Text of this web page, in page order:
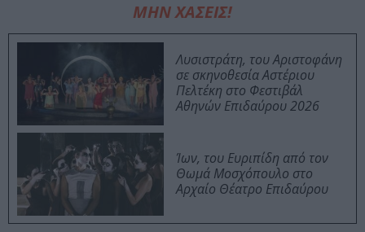
ΜΗΝ ΧΑΣΕΙΣ!
Λυσιστράτη, του Αριστοφάνη
σε σκηνοθεσία Αστέριου
Πελτέκη στο Φεστιβάλ
Αθηνών Επιδαύρου 2026
Ίων, του Ευριπίδη από τον
Θωμά Μοσχόπουλο στο
Αρχαίο Θέατρο Επιδαύρου